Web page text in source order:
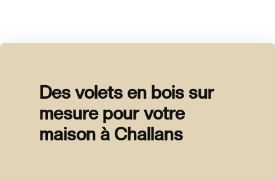
Des volets en bois sur
mesure pour votre
maison à Challans